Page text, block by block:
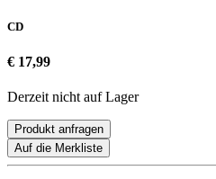
CD
€ 17,99
Derzeit nicht auf Lager
Produkt anfragen
Auf die Merkliste